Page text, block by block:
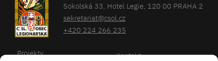
Sokolská 33, Hotel Legie, 120 00 PRAHA 2
sekretariat@csol.cz
+420 224 266 235
Projekty Kontakt